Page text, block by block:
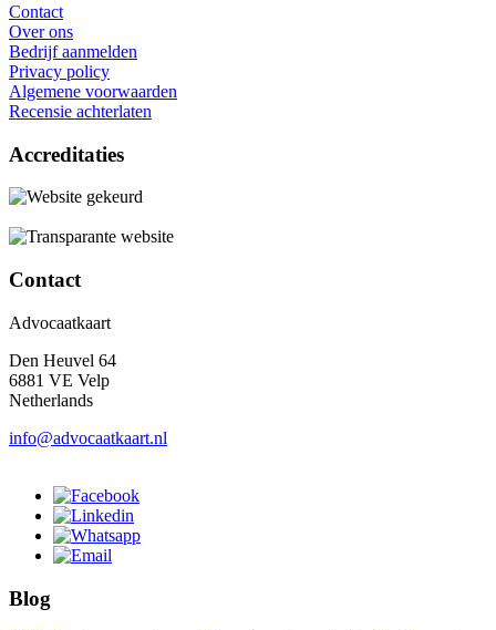
Contact
Over ons
Bedrijf aanmelden
Privacy policy
Algemene voorwaarden
Recensie achterlaten
Accreditaties
Contact
Advocaatkaart
Den Heuvel 64
6881 VE Velp
Netherlands
info@advocaatkaart.nl
Blog